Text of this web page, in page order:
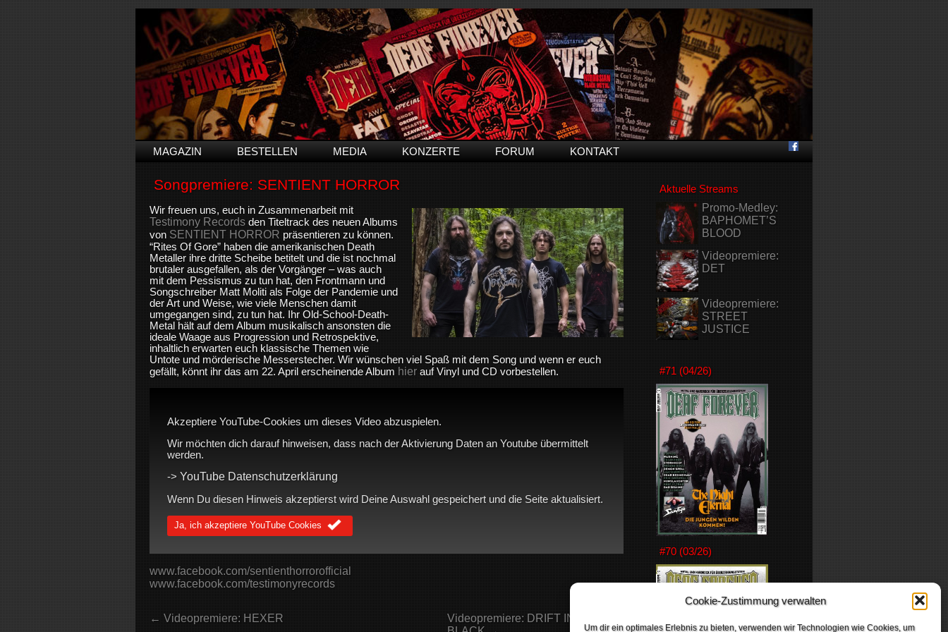
Cookie-Zustimmung verwalten
Um dir ein optimales Erlebnis zu bieten, verwenden wir Technologien wie Cookies, um
MAGAZIN BESTELLEN MEDIA KONZERTE FORUM KONTAKT
Songpremiere: SENTIENT HORROR
Wir freuen uns, euch in Zusammenarbeit mit
Testimony Records den Titeltrack des neuen Albums
von SENTIENT HORROR präsentieren zu können.
“Rites Of Gore” haben die amerikanischen Death
Metaller ihre dritte Scheibe betitelt und die ist nochmal
brutaler ausgefallen, als der Vorgänger – was auch
mit dem Pessismus zu tun hat, den Frontmann und
Songschreiber Matt Moliti als Folge der Pandemie und
der Art und Weise, wie viele Menschen damit
umgegangen sind, zu tun hat. Ihr Old-School-Death-
Metal hält auf dem Album musikalisch ansonsten die
ideale Waage aus Progression und Retrospektive,
inhaltlich erwarten euch klassische Themen wie
Untote und mörderische Messerstecher. Wir wünschen viel Spaß mit dem Song und wenn er euch
gefällt, könnt ihr das am 22. April erscheinende Album hier auf Vinyl und CD vorbestellen.
Akzeptiere YouTube-Cookies um dieses Video abzuspielen.
Wir möchten dich darauf hinweisen, dass nach der Aktivierung Daten an Youtube übermittelt
werden.
-> YouTube Datenschutzerklärung
Wenn Du diesen Hinweis akzeptierst wird Deine Auswahl gespeichert und die Seite aktualisiert.
Ja, ich akzeptiere YouTube Cookies
www.facebook.com/sentienthorrorofficial
www.facebook.com/testimonyrecords
← Videopremiere: HEXER
Videopremiere: DRIFT INTO
Aktuelle Streams
Promo-Medley:
BAPHOMET’S
BLOOD
Videopremiere:
DET
Videopremiere:
STREET
JUSTICE
#71 (04/26)
#70 (03/26)